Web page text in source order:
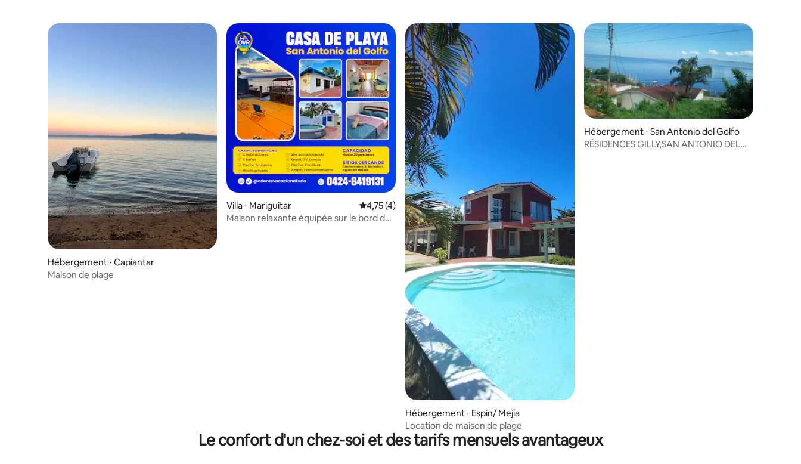
Hébergement ⋅ Capiantar
Maison de plage
Villa ⋅ Mariguitar Évaluation moyenne sur la base de 4 commentaires : 4,75 sur 5
4,75 (4)
Maison relaxante équipée sur le bord de
Hébergement ⋅ Espin/ Mejía
Location de maison de plage
Hébergement ⋅ San Antonio del Golfo
RÉSIDENCES GILLY,SAN ANTONIO DEL
Le confort d'un chez-soi et des tarifs mensuels avantageux